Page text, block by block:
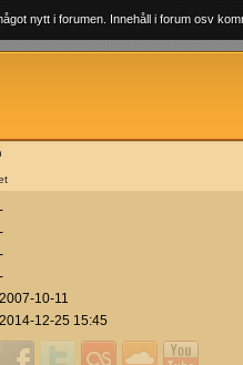
nytt i forumen. Innehåll i forum osv
-
-
-
-
2007-10-11
2014-12-25 15:45